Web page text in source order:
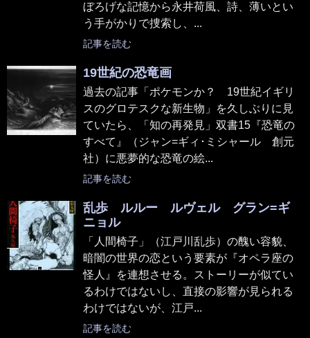
ぼろげな記憶から永井荷風、詩、薄いとい
う手がかりで捜索し、...
記事を読む
19世紀の恐竜画
過去の記事「ポケモンか？ 19世紀イギリ
スのグロテスクな新生物」を久しぶりに見
ていたら、「知の再発見」双書15『恐竜の
すべて』（ジャン=ギィ･ミシャール 創元
社）に悪夢的な恐竜の絵...
記事を読む
乱歩 ルルー ルヴェル グラン=ギ
ニョル
「人間椅子」（江戸川乱歩）の醜い容貌、
暗闇の世界の恋という要素が『オペラ座の
怪人』を連想させる。ストーリーが似てい
るわけではないし、直接の影響が見られる
わけではないが、江戸...
記事を読む